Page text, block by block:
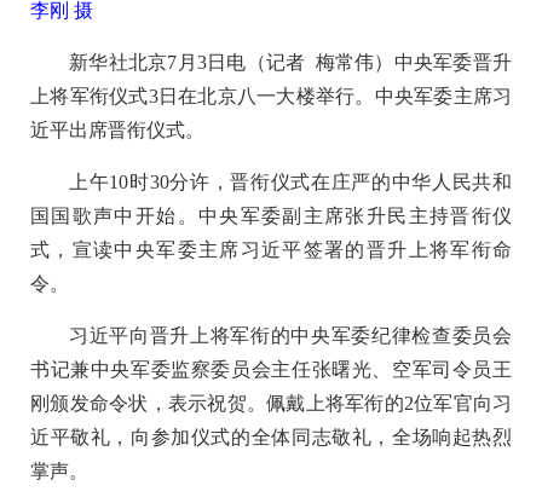
李刚 摄
新华社北京7月3日电（记者 梅常伟）中央军委晋升
上将军衔仪式3日在北京八一大楼举行。中央军委主席习
近平出席晋衔仪式。
上午10时30分许，晋衔仪式在庄严的中华人民共和
国国歌声中开始。中央军委副主席张升民主持晋衔仪
式，宣读中央军委主席习近平签署的晋升上将军衔命
令。
习近平向晋升上将军衔的中央军委纪律检查委员会
书记兼中央军委监察委员会主任张曙光、空军司令员王
刚颁发命令状，表示祝贺。佩戴上将军衔的2位军官向习
近平敬礼，向参加仪式的全体同志敬礼，全场响起热烈
掌声。